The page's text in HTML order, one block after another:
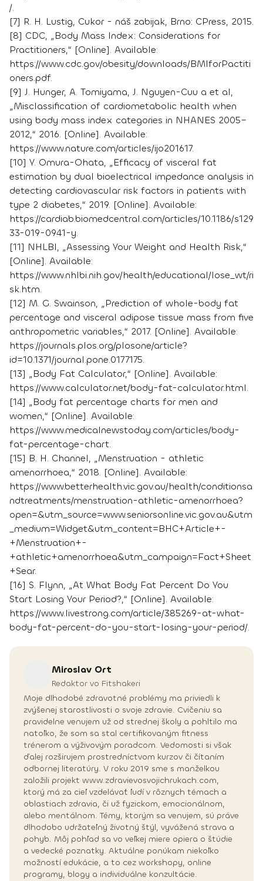
/.
[7] R. H. Lustig, Cukor - náš zabijak, Brno: CPress, 2015.
[8] CDC, „Body Mass Index: Considerations for
Practitioners,“ [Online]. Available:
https://www.cdc.gov/obesity/downloads/BMIforPactiti
oners.pdf.
[9] J. Hunger, A. Tomiyama, J. Nguyen-Cuu a et al,
„Misclassification of cardiometabolic health when
using body mass index categories in NHANES 2005–
2012,“ 2016. [Online]. Available:
https://www.nature.com/articles/ijo201617.
[10] Y. Omura-Ohata, „Efficacy of visceral fat
estimation by dual bioelectrical impedance analysis in
detecting cardiovascular risk factors in patients with
type 2 diabetes,“ 2019. [Online]. Available:
https://cardiab.biomedcentral.com/articles/10.1186/s129
33-019-0941-y.
[11] NHLBI, „Assessing Your Weight and Health Risk,“
[Online]. Available:
https://www.nhlbi.nih.gov/health/educational/lose_wt/ri
sk.htm.
[12] M. G. Swainson, „Prediction of whole-body fat
percentage and visceral adipose tissue mass from five
anthropometric variables,“ 2017. [Online]. Available:
https://journals.plos.org/plosone/article?
id=10.1371/journal.pone.0177175.
[13] „Body Fat Calculator,“ [Online]. Available:
https://www.calculator.net/body-fat-calculator.html.
[14] „Body fat percentage charts for men and
women,“ [Online]. Available:
https://www.medicalnewstoday.com/articles/body-
fat-percentage-chart.
[15] B. H. Channel, „Menstruation - athletic
amenorrhoea,“ 2018. [Online]. Available:
https://www.betterhealth.vic.gov.au/health/conditionsa
ndtreatments/menstruation-athletic-amenorrhoea?
open=&utm_source=www.seniorsonline.vic.gov.au&utm
_medium=Widget&utm_content=BHC+Article+-
+Menstruation+-
+athletic+amenorrhoea&utm_campaign=Fact+Sheet
+Sear.
[16] S. Flynn, „At What Body Fat Percent Do You
Start Losing Your Period?,“ [Online]. Available:
https://www.livestrong.com/article/385269-at-what-
body-fat-percent-do-you-start-losing-your-period/.
Miroslav Ort
Redaktor vo Fitshakeri
Moje dlhodobé zdravotné problémy ma priviedli k
zvýšenej starostlivosti o svoje zdravie. Cvičeniu sa
pravidelne venujem už od strednej školy a pohltilo ma
natoľko, že som sa stal certifikovaným fitness
trénerom a výživovým poradcom. Vedomosti si však
ďalej rozširujem prostredníctvom kurzov či čítaním
odbornej literatúry. V roku 2019 sme s manželkou
založili projekt www.zdravievosvojichrukach.com,
ktorý má za cieľ vzdelávať ľudí v rôznych témach a
oblastiach zdravia, či už fyzickom, emocionálnom,
alebo mentálnom. Témy, ktorým sa venujem, sú práve
dlhodobo udržateľný životný štýl, vyvážená strava a
pohyb. Môj pohľad sa vo veľkej miere opiera o štúdie
a vedecké poznatky. Aktuálne ponúkam niekoľko
možností edukácie, a to cez workshopy, online
programy, blogy a individuálne konzultácie.